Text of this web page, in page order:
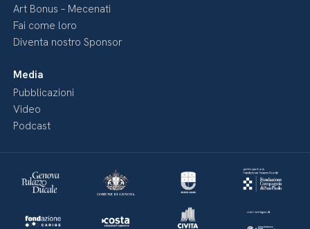
Art Bonus – Mecenati
Fai come loro
Diventa nostro Sponsor
Media
Pubblicazioni
Video
Podcast